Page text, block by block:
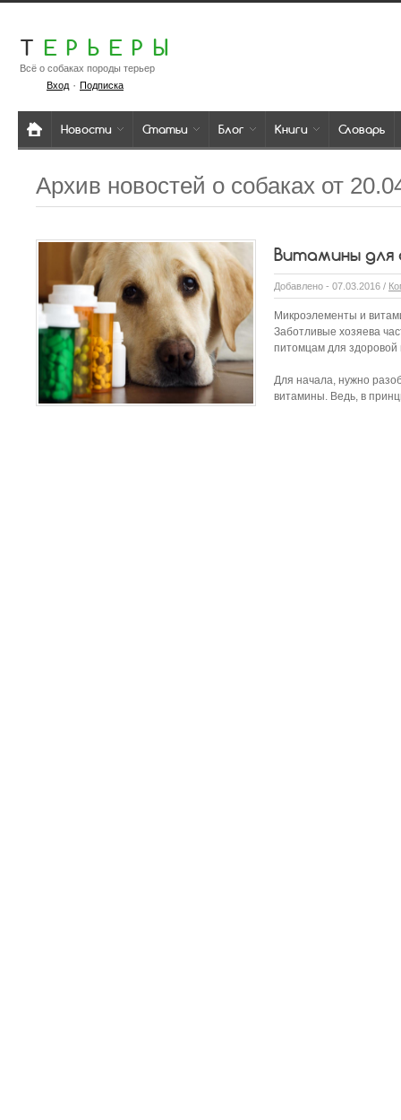
Т ЕРЬЕРЫ
Всё о собаках породы терьер
Вход· Подписка
Новости Статьи Блог Книги Словарь
Архив новостей о собаках от
Витамины для
Добавлено - 07.03.2016 /
Микроэлементы и
Заботливые хозяева
питомцам для
Для начала, нужно
витамины. Ведь, в